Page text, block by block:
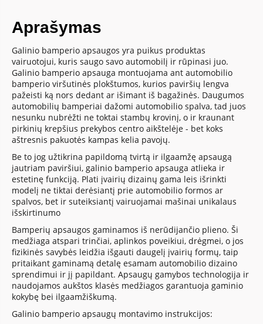
Aprašymas
Galinio bamperio apsaugos yra puikus produktas
vairuotojui, kuris saugo savo automobilį ir rūpinasi juo.
Galinio bamperio apsauga montuojama ant automobilio
bamperio viršutinės plokštumos, kurios paviršių lengva
pažeisti ką nors dedant ar išimant iš bagažinės. Daugumos
automobilių bamperiai dažomi automobilio spalva, tad juos
nesunku nubrėžti ne toktai stambų krovinį, o ir kraunant
pirkinių krepšius prekybos centro aikštelėje - bet koks
aštresnis pakuotės kampas kelia pavojų.
Be to jog užtikrina papildomą tvirtą ir ilgaamžę apsaugą
jautriam paviršiui, galinio bamperio apsauga atlieka ir
estetinę funkciją. Plati įvairių dizainų gama leis išrinkti
modelį ne tiktai derėsiantį prie automobilio formos ar
spalvos, bet ir suteiksiantį vairuojamai mašinai unikalaus
išskirtinumo
Bamperių apsaugos gaminamos iš nerūdijančio plieno. Ši
medžiaga atspari trinčiai, aplinkos poveikiui, drėgmei, o jos
fizikinės savybės leidžia išgauti daugelį įvairių formų, taip
pritaikant gaminamą detalę esamam automobilio dizaino
sprendimui ir jį papildant. Apsaugų gamybos technologija ir
naudojamos aukštos klasės medžiagos garantuoja gaminio
kokybę bei ilgaamžiškumą.
Galinio bamperio apsaugų montavimo instrukcijos: